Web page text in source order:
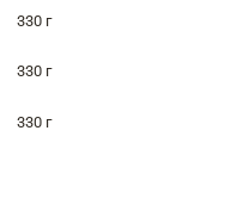
330 г
330 г
330 г